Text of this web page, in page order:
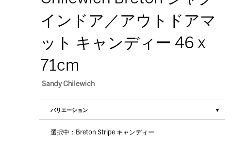
インドア／アウトドアマ
ット キャンディー 46 x
71cm
Sandy Chilewich
バリエーション
選択中：Breton Stripe キャンディー